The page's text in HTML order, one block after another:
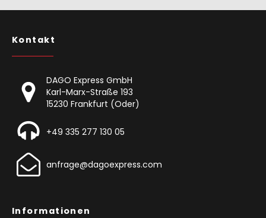
Kontakt
DAGO Express GmbH
Karl-Marx-Straße 193
15230 Frankfurt (Oder)
+49 335 277 130 05
anfrage@dagoexpress.com
Informationen